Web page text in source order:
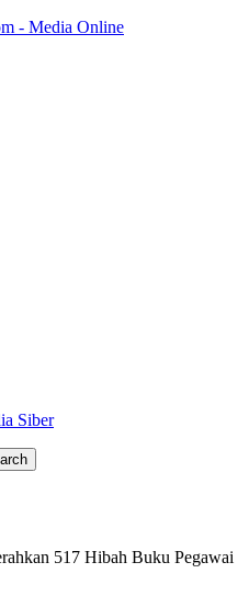
- Media Online
Siber
517 Hibah Buku Pegawai